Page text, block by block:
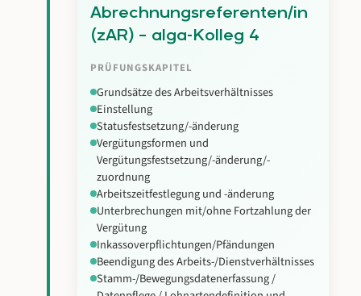
Abrechnungsreferenten/in
(zAR) – alga-Kolleg 4
PRÜFUNGSKAPITEL
Grundsätze des Arbeitsverhältnisses
Einstellung
Statusfestsetzung/-änderung
Vergütungsformen und
Vergütungsfestsetzung/-änderung/-
zuordnung
Arbeitszeitfestlegung und -änderung
Unterbrechungen mit/ohne Fortzahlung der
Vergütung
Inkassoverpflichtungen/Pfändungen
Beendigung des Arbeits-/Dienstverhältnisses
Stamm-/Bewegungsdatenerfassung /